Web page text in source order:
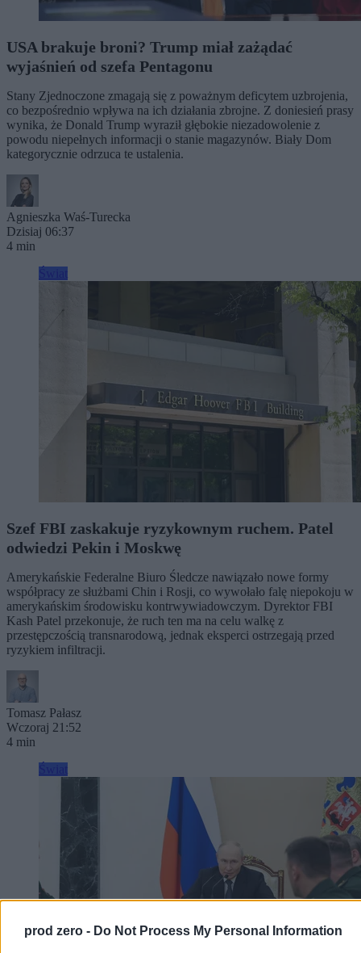
prod zero - Do Not Process My Personal Information
USA brakuje broni? Trump miał zażądać
wyjaśnień od szefa Pentagonu
Stany Zjednoczone zmagają się z poważnym deficytem uzbrojenia,
co bezpośrednio wpływa na ich działania zbrojne. Z doniesień prasy
wynika, że Donald Trump wyraził głębokie niezadowolenie z
powodu niepełnych informacji o stanie magazynów. Biały Dom
kategorycznie odrzuca te ustalenia.
Agnieszka Waś-Turecka
Dzisiaj 06:37
4 min
Szef FBI zaskakuje ryzykownym ruchem. Patel
odwiedzi Pekin i Moskwę
Amerykańskie Federalne Biuro Śledcze nawiązało nowe formy
współpracy ze służbami Chin i Rosji, co wywołało falę niepokoju w
amerykańskim środowisku kontrwywiadowczym. Dyrektor FBI
Kash Patel przekonuje, że ruch ten ma na celu walkę z
przestępczością transnarodową, jednak eksperci ostrzegają przed
ryzykiem infiltracji.
Tomasz Pałasz
Wczoraj 21:52
4 min